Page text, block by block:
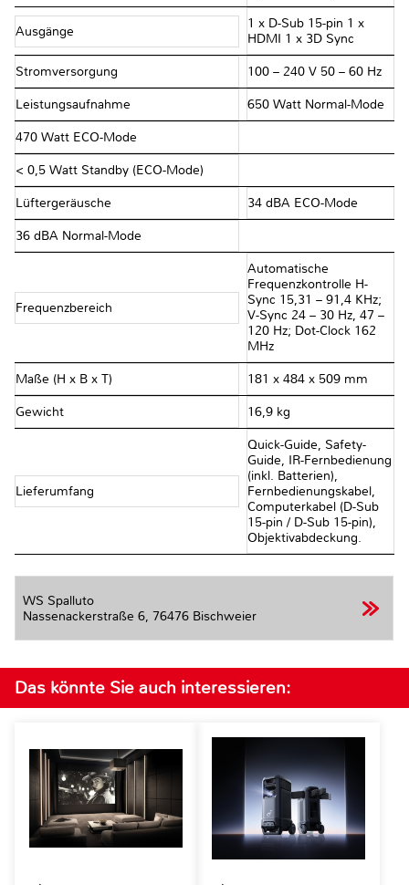
Ausgänge
1 x D-Sub 15-pin 1 x
HDMI 1 x 3D Sync
Stromversorgung 100 – 240 V 50 – 60 Hz
Leistungsaufnahme 650 Watt Normal-Mode
470 Watt ECO-Mode
< 0,5 Watt Standby (ECO-Mode)
Lüftergeräusche 34 dBA ECO-Mode
36 dBA Normal-Mode
Frequenzbereich
Automatische
Frequenzkontrolle H-
Sync 15,31 – 91,4 KHz;
V-Sync 24 – 30 Hz, 47 –
120 Hz; Dot-Clock 162
MHz
Maße (H x B x T) 181 x 484 x 509 mm
Gewicht 16,9 kg
Lieferumfang
Quick-Guide, Safety-
Guide, IR-Fernbedienung
(inkl. Batterien),
Fernbedienungskabel,
Computerkabel (D-Sub
15-pin / D-Sub 15-pin),
Objektivabdeckung.
WS Spalluto
Nassenackerstraße 6, 76476 Bischweier
Das könnte Sie auch interessieren: